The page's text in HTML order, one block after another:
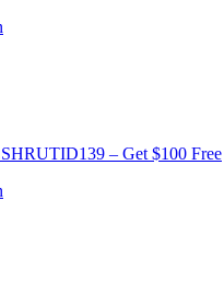
– Get $100 Free